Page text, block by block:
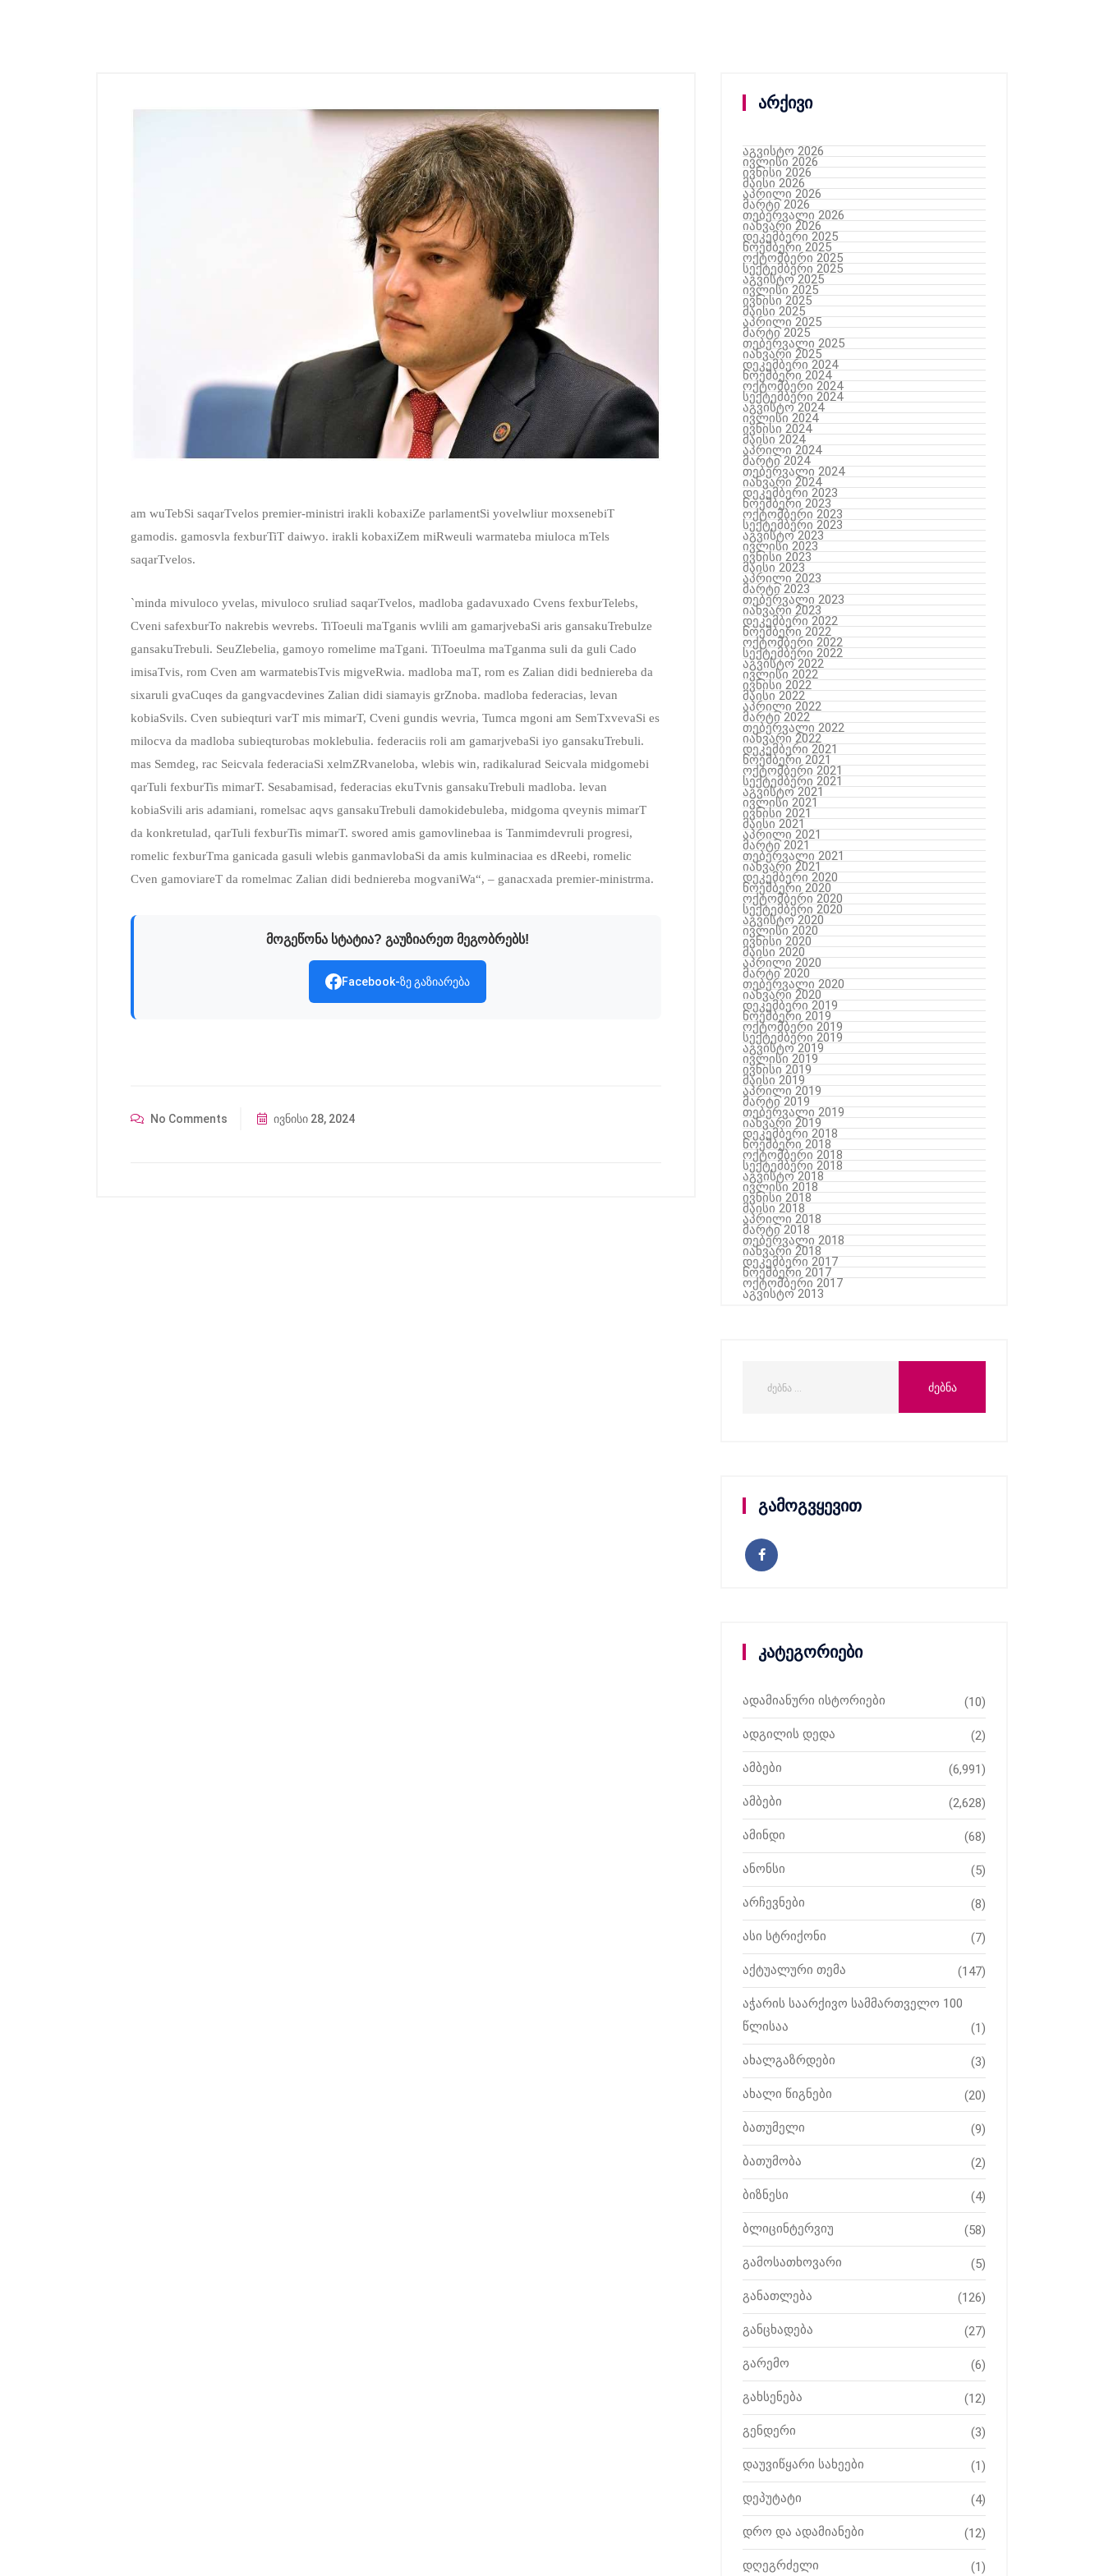
am wuTebSi saqarTvelos premier-ministri irakli kobaxiZe parlamentSi yovelwliur moxsenebiT
gamodis. gamosvla fexburTiT daiwyo. irakli kobaxiZem miRweuli warmateba miuloca mTels
saqarTvelos.
`minda mivuloco yvelas, mivuloco sruliad saqarTvelos, madloba gadavuxado Cvens fexburTelebs,
Cveni safexburTo nakrebis wevrebs. TiToeuli maTganis wvlili am gamarjvebaSi aris gansakuTrebulze
gansakuTrebuli. SeuZlebelia, gamoyo romelime maTgani. TiToeulma maTganma suli da guli Cado
imisaTvis, rom Cven am warmatebisTvis migveRwia. madloba maT, rom es Zalian didi bedniereba da
sixaruli gvaCuqes da gangvacdevines Zalian didi siamayis grZnoba. madloba federacias, levan
kobiaSvils. Cven subieqturi varT mis mimarT, Cveni gundis wevria, Tumca mgoni am SemTxvevaSi es
milocva da madloba subieqturobas moklebulia. federaciis roli am gamarjvebaSi iyo gansakuTrebuli.
mas Semdeg, rac Seicvala federaciaSi xelmZRvaneloba, wlebis win, radikalurad Seicvala midgomebi
qarTuli fexburTis mimarT. Sesabamisad, federacias ekuTvnis gansakuTrebuli madloba. levan
kobiaSvili aris adamiani, romelsac aqvs gansakuTrebuli damokidebuleba, midgoma qveynis mimarT
da konkretulad, qarTuli fexburTis mimarT. swored amis gamovlinebaa is Tanmimdevruli progresi,
romelic fexburTma ganicada gasuli wlebis ganmavlobaSi da amis kulminaciaa es dReebi, romelic
Cven gamoviareT da romelmac Zalian didi bedniereba mogvaniWa“, – ganacxada premier-ministrma.
მოგეწონა სტატია? გაუზიარეთ მეგობრებს!
Facebook-ზე გაზიარება
No Comments ივნისი 28, 2024
არქივი
აგვისტო 2026
ივლისი 2026
ივნისი 2026
მაისი 2026
აპრილი 2026
მარტი 2026
თებერვალი 2026
იანვარი 2026
დეკემბერი 2025
ნოემბერი 2025
ოქტომბერი 2025
სექტემბერი 2025
აგვისტო 2025
ივლისი 2025
ივნისი 2025
მაისი 2025
აპრილი 2025
მარტი 2025
თებერვალი 2025
იანვარი 2025
დეკემბერი 2024
ნოემბერი 2024
ოქტომბერი 2024
სექტემბერი 2024
აგვისტო 2024
ივლისი 2024
ივნისი 2024
მაისი 2024
აპრილი 2024
მარტი 2024
თებერვალი 2024
იანვარი 2024
დეკემბერი 2023
ნოემბერი 2023
ოქტომბერი 2023
სექტემბერი 2023
აგვისტო 2023
ივლისი 2023
ივნისი 2023
მაისი 2023
აპრილი 2023
მარტი 2023
თებერვალი 2023
იანვარი 2023
დეკემბერი 2022
ნოემბერი 2022
ოქტომბერი 2022
სექტემბერი 2022
აგვისტო 2022
ივლისი 2022
ივნისი 2022
მაისი 2022
აპრილი 2022
მარტი 2022
თებერვალი 2022
იანვარი 2022
დეკემბერი 2021
ნოემბერი 2021
ოქტომბერი 2021
სექტემბერი 2021
აგვისტო 2021
ივლისი 2021
ივნისი 2021
მაისი 2021
აპრილი 2021
მარტი 2021
თებერვალი 2021
იანვარი 2021
დეკემბერი 2020
ნოემბერი 2020
ოქტომბერი 2020
სექტემბერი 2020
აგვისტო 2020
ივლისი 2020
ივნისი 2020
მაისი 2020
აპრილი 2020
მარტი 2020
თებერვალი 2020
იანვარი 2020
დეკემბერი 2019
ნოემბერი 2019
ოქტომბერი 2019
სექტემბერი 2019
აგვისტო 2019
ივლისი 2019
ივნისი 2019
მაისი 2019
აპრილი 2019
მარტი 2019
თებერვალი 2019
იანვარი 2019
დეკემბერი 2018
ნოემბერი 2018
ოქტომბერი 2018
სექტემბერი 2018
აგვისტო 2018
ივლისი 2018
ივნისი 2018
მაისი 2018
აპრილი 2018
მარტი 2018
თებერვალი 2018
იანვარი 2018
დეკემბერი 2017
ნოემბერი 2017
ოქტომბერი 2017
აგვისტო 2013
გამოგვყევით
კატეგორიები
ადამიანური ისტორიები (10)
ადგილის დედა (2)
ამბები (6,991)
ამბები (2,628)
ამინდი (68)
ანონსი (5)
არჩევნები (8)
ასი სტრიქონი (7)
აქტუალური თემა (147)
აჭარის საარქივო სამმართველო 100
წლისაა
(1)
ახალგაზრდები (3)
ახალი წიგნები (20)
ბათუმელი (9)
ბათუმობა (2)
ბიზნესი (4)
ბლიცინტერვიუ (58)
გამოსათხოვარი (5)
განათლება (126)
განცხადება (27)
გარემო (6)
გახსენება (12)
გენდერი (3)
დაუვიწყარი სახეები (1)
დეპუტატი (4)
დრო და ადამიანები (12)
დღეგრძელი (1)